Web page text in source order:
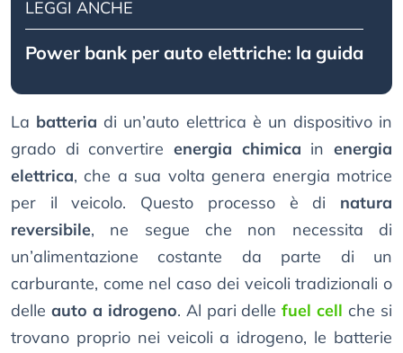
LEGGI ANCHE
Power bank per auto elettriche: la guida
La batteria di un’auto elettrica è un dispositivo in
grado di convertire energia chimica inenergia
elettrica, che a sua volta genera energia motrice
per il veicolo. Questo processo è di natura
reversibile, ne segue che non necessita di
un’alimentazione costante da parte di un
carburante, come nel caso dei veicoli tradizionali o
delle auto a idrogeno. Al pari dellefuel cell che si
trovano proprio nei veicoli a idrogeno, le batterie